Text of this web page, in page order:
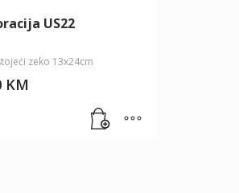
US22
zeko 13x24cm
KM